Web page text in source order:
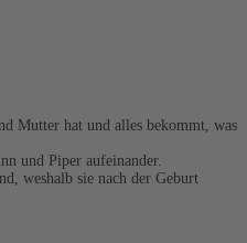
Mutter hat und alles bekommt, was
und Piper aufeinander.
weshalb sie nach der Geburt